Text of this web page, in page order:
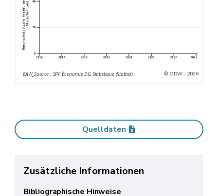
EAW_Source : SPF Économie DG Statistique (Statbel) © ODW - 2026
Quelldaten
Zusätzliche Informationen
Bibliographische Hinweise